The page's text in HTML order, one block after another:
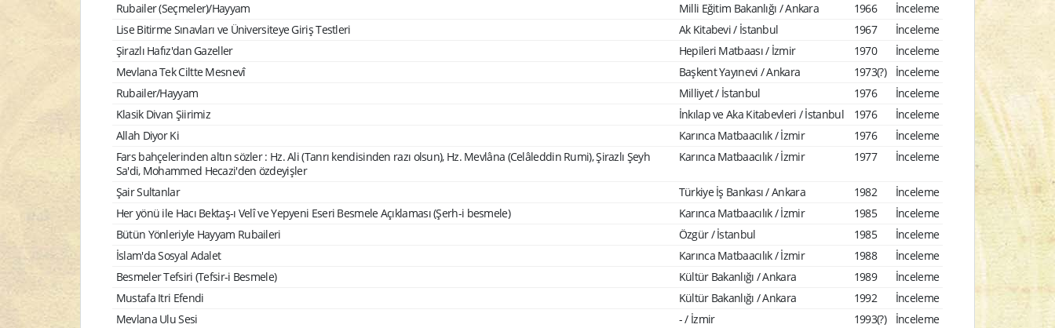
Rubailer (Seçmeler)/Hayyam
Milli Eğitim Bakanlığı / Ankara 1966
İnceleme
Lise Bitirme Sınavları ve Üniversiteye Giriş Testleri
Ak Kitabevi / İstanbul 1967
İnceleme
Şirazlı Hafız'dan Gazeller
Hepileri Matbaası / İzmir 1970
İnceleme
Mevlana Tek Ciltte Mesnevî
Başkent Yayınevi / Ankara 1973(?)
İnceleme
Rubailer/Hayyam
Milliyet / İstanbul 1976
İnceleme
Klasik Divan Şiirimiz
İnkılap ve Aka Kitabevleri / İstanbul 1976
İnceleme
Allah Diyor Ki
Karınca Matbaacılık / İzmir 1976
İnceleme
Fars bahçelerinden altın sözler : Hz. Ali (Tanrı kendisinden razı olsun), Hz. Mevlâna (Celâleddin Rumi), Şirazlı Şeyh
Sa'di, Mohammed Hecazi'den özdeyişler
Karınca Matbaacılık / İzmir 1977 İnceleme
Şair Sultanlar Türkiye İş Bankası / Ankara 1982
İnceleme
Her yönü ile Hacı Bektaş-ı Velî ve Yepyeni Eseri Besmele Açıklaması (Şerh-i besmele)
Karınca Matbaacılık / İzmir 1985
İnceleme
Bütün Yönleriyle Hayyam Rubaileri
Özgür / İstanbul 1985
İnceleme
İslam'da Sosyal Adalet
Karınca Matbaacılık / İzmir 1988
İnceleme
Besmeler Tefsiri (Tefsir-i Besmele)
Kültür Bakanlığı / Ankara 1989
İnceleme
Mustafa Itri Efendi
Kültür Bakanlığı / Ankara 1992
İnceleme
Mevlana Ulu Sesi
- / İzmir 1993(?)
İnceleme